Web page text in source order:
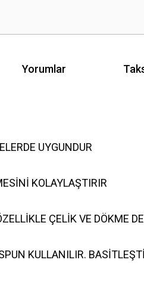
Yorumlar
UYGUNDUR
KOLAYLAŞTIRIR
ÇELİK VE DÖKME
KULLANILIR.